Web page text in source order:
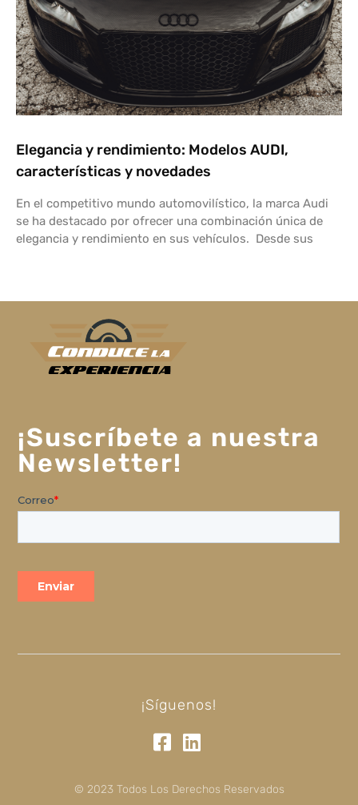
Elegancia y rendimiento: Modelos AUDI,
características y novedades
En el competitivo mundo automovilístico, la marca Audi
se ha destacado por ofrecer una combinación única de
elegancia y rendimiento en sus vehículos. Desde sus
¡Suscríbete a nuestra
Newsletter!
¡Síguenos!
© 2023 Todos Los Derechos Reservados